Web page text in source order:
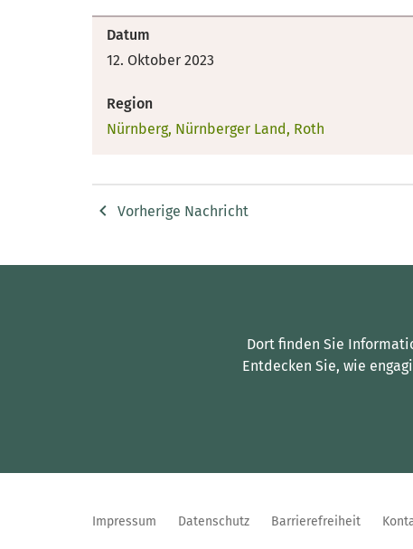
Datum
12. Oktober 2023
Region
Nürnberg, Nürnberger Land, Roth
Vorherige Nachricht
Dort finden Sie
Entdecken Sie, wie
Impressum Datenschutz Barrierefreiheit